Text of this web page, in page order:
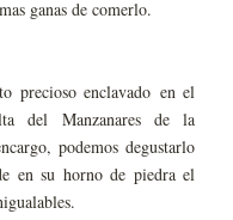
ganas de comerlo.
precioso enclavado en el
del Manzanares de la
podemos degustarlo
en su horno de piedra el